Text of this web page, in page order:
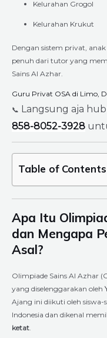
Kelurahan Grogol
Kelurahan Krukut
Dengan sistem privat,
penuh dari tutor yang
Sains Al Azhar.
Guru Privat OSA di Limo,
📞 Langsung aja
858-8052-3928
Table of Contents
Apa Itu
dan Mengapa
Asal?
Olimpiade Sains Al Azhar
yang diselenggarakan oleh
Ajang ini diikuti oleh siswa-
Indonesia dan dikenal
ketat